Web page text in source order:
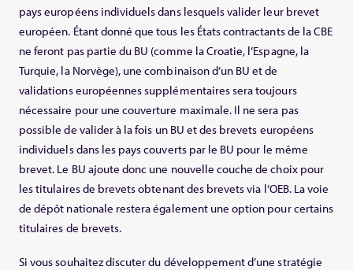
pays européens individuels dans lesquels valider leur brevet
européen. Étant donné que tous les États contractants de la CBE
ne feront pas partie du BU (comme la Croatie, l’Espagne, la
Turquie, la Norvège), une combinaison d’un BU et de
validations européennes supplémentaires sera toujours
nécessaire pour une couverture maximale. Il ne sera pas
possible de valider à la fois un BU et des brevets européens
individuels dans les pays couverts par le BU pour le même
brevet. Le BU ajoute donc une nouvelle couche de choix pour
les titulaires de brevets obtenant des brevets via l’OEB. La voie
de dépôt nationale restera également une option pour certains
titulaires de brevets.
Si vous souhaitez discuter du développement d’une stratégie